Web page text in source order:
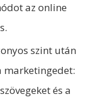
az online
szint után
és a